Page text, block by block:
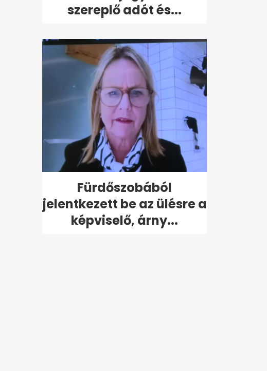
szereplő adót és...
Fürdőszobából
jelentkezett be az ülésre a
képviselő, árny...